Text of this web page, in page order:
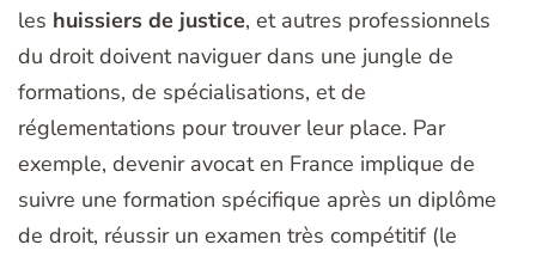
les huissiers de justice, et autres professionnels
du droit doivent naviguer dans une jungle de
formations, de spécialisations, et de
réglementations pour trouver leur place. Par
exemple, devenir avocat en France implique de
suivre une formation spécifique après un diplôme
de droit, réussir un examen très compétitif (le